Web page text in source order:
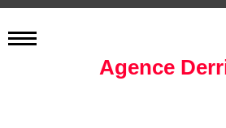
Agence